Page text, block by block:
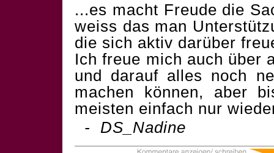
...es macht Freude die
weiss das man
die sich aktiv darüber
Ich freue mich auch über
und darauf alles noch
machen können, aber
meisten einfach nur
- DS_Nadine